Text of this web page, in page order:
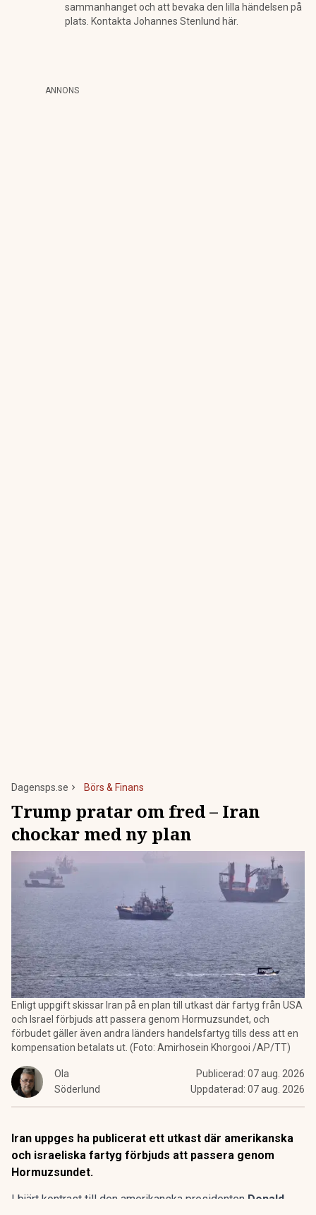
sammanhanget och att bevaka den lilla händelsen på
plats. Kontakta Johannes Stenlund här.
ANNONS
Dagensps.se Börs & Finans
Trump pratar om fred – Iran
chockar med ny plan
Enligt uppgift skissar Iran på en plan till utkast där fartyg från USA
och Israel förbjuds att passera genom Hormuzsundet, och
förbudet gäller även andra länders handelsfartyg tills dess att en
kompensation betalats ut. (Foto: Amirhosein Khorgooi /AP/TT)
Ola
Söderlund
Publicerad: 07 aug. 2026
Uppdaterad: 07 aug. 2026
Iran uppges ha publicerat ett utkast där amerikanska
och israeliska fartyg förbjuds att passera genom
Hormuzsundet.
I bjärt kontrast till den amerikanska presidenten Donald